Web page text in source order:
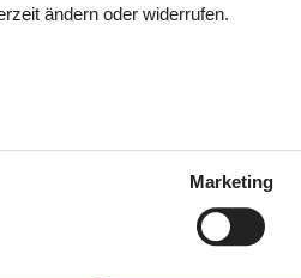
Für eben diesen Zweck ist
ist es die zumeist herrliche
ist zudem auch, dass man sich
ändern oder widerrufen.
Marketing